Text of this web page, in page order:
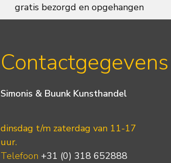
gratis bezorgd en opgehangen
Contactgegevens
Simonis & Buunk Kunsthandel
dinsdag t/m zaterdag van 11-17
uur.
Telefoon +31 (0) 318 652888